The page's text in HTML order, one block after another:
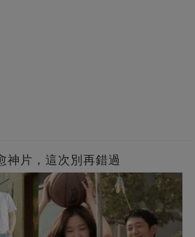
神片，這次別再錯過